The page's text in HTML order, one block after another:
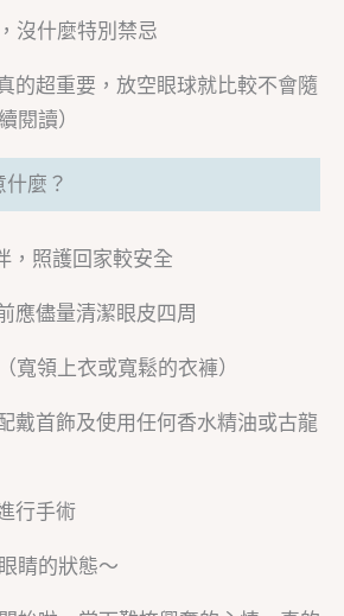
沒什麼特別禁忌
的超重要，放空眼球就比較不會隨
閱讀）
麼？
，照護回家較安全
應儘量清潔眼皮四周
寬領上衣或寬鬆的衣褲）
戴首飾及使用任何香水精油或古龍
行手術
睛的狀態～